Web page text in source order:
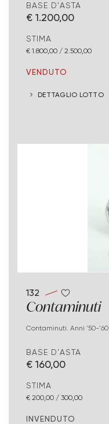
BASE D'ASTA
€ 1.200,00
STIMA
€ 1.800,00 / 2.500,00
VENDUTO
DETTAGLIO LOTTO
132
Contaminuti
Contaminuti. Anni '50-'60.
BASE D'ASTA
€ 160,00
STIMA
€ 200,00 / 300,00
INVENDUTO